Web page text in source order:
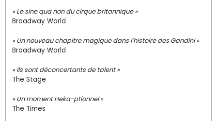
« Le sine qua non du cirque britannique »
Broadway World
« Un nouveau chapitre magique dans l’histoire des Gandini »
Broadway World
« Ils sont déconcertants de talent »
The Stage
« Un moment Heka-ptionnel »
The Times